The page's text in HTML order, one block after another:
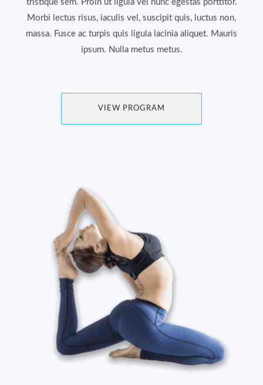
tristique sem. Proin ut ligula vel nunc egestas porttitor.
Morbi lectus risus, iaculis vel, suscipit quis, luctus non,
massa. Fusce ac turpis quis ligula lacinia aliquet. Mauris
ipsum. Nulla metus metus.
VIEW PROGRAM